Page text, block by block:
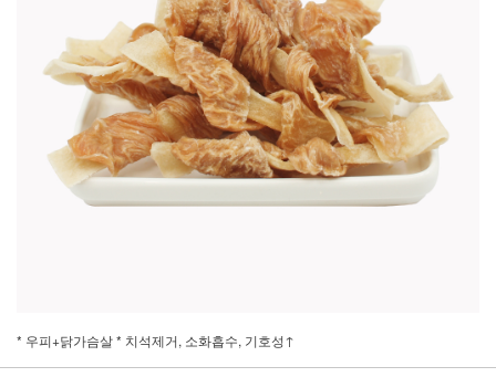
* 우피+닭가슴살 * 치석제거, 소화흡수, 기호성↑